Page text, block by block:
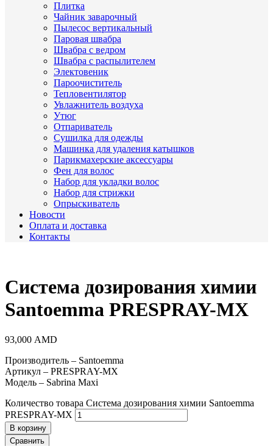
Плитка
Чайник заварочный
Пылесос вертикальный
Паровая швабра
Швабра с ведром
Швабра с распылителем
Электовеник
Пароочиститель
Тепловентилятор
Увлажнитель воздуха
Утюг
Отпариватель
Сушилка для одежды
Машинка для удаления катышков
Парикмахерские аксессуары
Фен для волос
Набор для укладки волос
Набор для стрижки
Опрыскиватель
Новости
Оплата и доставка
Контакты
Система дозирования химии
Santoemma PRESPRAY-MX
93,000 AMD
Производитель – Santoemma
Артикул – PRESPRAY-MX
Модель – Sabrina Maxi
Количество товара Система дозирования химии Santoemma
PRESPRAY-MX
В корзину
Сравнить